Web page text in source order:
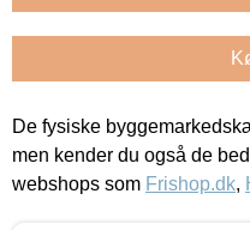
De fysiske
men kender du også de
webshops som Frishop.dk,